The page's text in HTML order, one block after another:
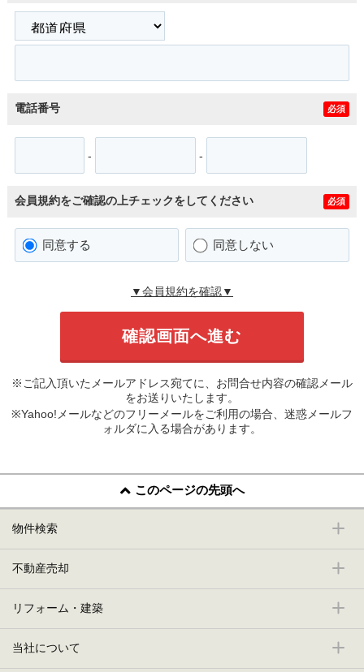
電話番号 必須
- -
会員規約をご確認の上チェックをしてください 必須
同意する 同意しない
▼会員規約を確認▼
※ご記入頂いたメールアドレス宛てに、お問合せ内容の確認メール
をお送りいたします。
※Yahoo!メールなどのフリーメールをご利用の場合、迷惑メールフ
ォルダに入る場合があります。
このページの先頭へ
物件検索
不動産売却
リフォーム・建築
当社について